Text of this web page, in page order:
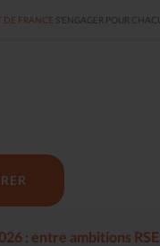
DE FRANCE S'ENGAGER POUR
: entre ambitions